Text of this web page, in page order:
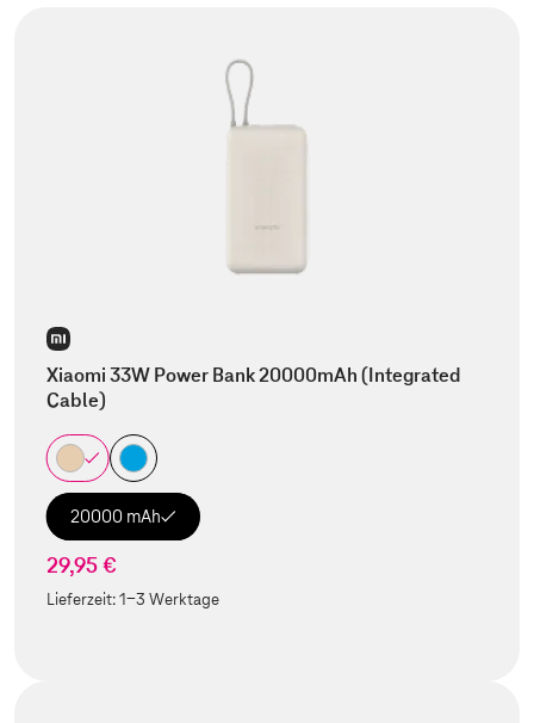
Xiaomi 33W Power Bank 20000mAh (Integrated
Cable)
20000 mAh
29,95 €
Lieferzeit:1-3 Werktage